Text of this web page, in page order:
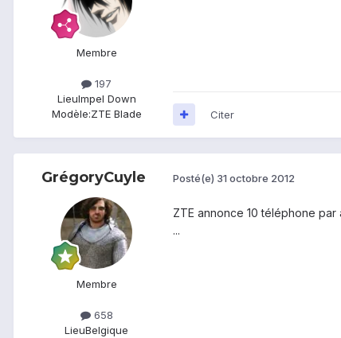
Membre
197
LieuImpel Down
Modèle:ZTE Blade Citer
GrégoryCuyle
Membre
658
LieuBelgique
Posté(e) 31 octobre 2012
ZTE annonce 10 téléphone
...